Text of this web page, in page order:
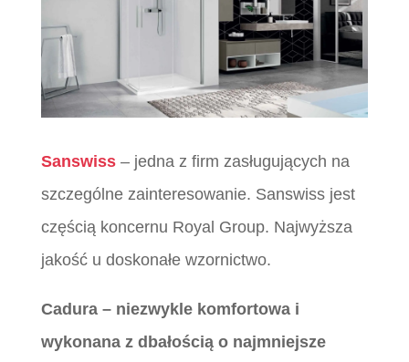
Sanswiss– jedna z firm zasługujących na
szczególne zainteresowanie. Sanswiss jest
częścią koncernu Royal Group. Najwyższa
jakość u doskonałe wzornictwo.
Cadura – niezwykle komfortowa i
wykonana z dbałością o najmniejsze